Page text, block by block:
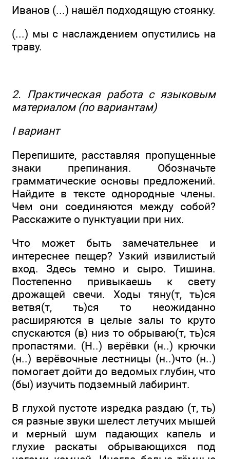
Иванов (...) нашёл подходящую стоянку.
(...) мы с наслаждением опустились на
траву.
2. Практическая работа с языковым
материалом (по вариантам)
I вариант
Перепишите, расставляя пропущенные
знаки препинания. Обозначьте
грамматические основы предложений.
Найдите в тексте однородные члены.
Чем они соединяются между собой?
Расскажите о пунктуации при них.
Что может быть замечательнее и
интереснее пещер? Узкий извилистый
вход. Здесь темно и сыро. Тишина.
Постепенно привыкаешь к свету
дрожащей свечи. Ходы тяну(т, ть)ся
ветвя(т, ть)ся то неожиданно
расширяются в целые залы то круто
спускаются (в) низ то обрываю(т, ть)ся
пропастями. (Н..) верёвки (н..) крючки
(н..) верёвочные лестницы (н..)что (н..)
помогает дойти до ведомых глубин, что
(бы) изучить подземный лабиринт.
В глухой пустоте изредка раздаю (т, ть)
ся разные звуки шелест летучих мышей
и мерный шум падающих капель и
глухие раскаты обрывающихся под